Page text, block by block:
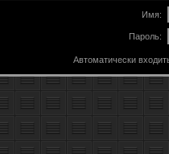
Имя:
Пароль:
Автоматически